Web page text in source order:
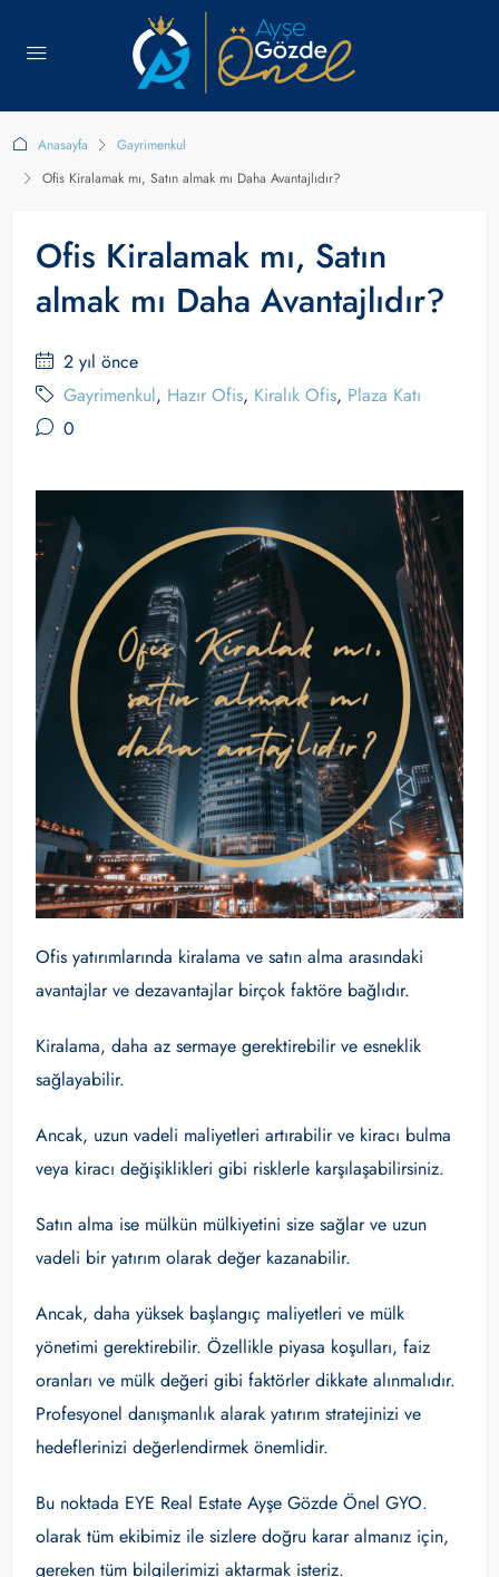
Anasayfa
Gayrimenkul
Ofis Kiralamak mı, Satın almak mı Daha Avantajlıdır?
Ofis Kiralamak mı, Satın
almak mı Daha Avantajlıdır?
2 yıl önce
Gayrimenkul, Hazır Ofis, Kiralık Ofis, Plaza Katı
0
Ofis yatırımlarında kiralama ve satın alma arasındaki
avantajlar ve dezavantajlar birçok faktöre bağlıdır.
Kiralama, daha az sermaye gerektirebilir ve esneklik
sağlayabilir.
Ancak, uzun vadeli maliyetleri artırabilir ve kiracı bulma
veya kiracı değişiklikleri gibi risklerle karşılaşabilirsiniz.
Satın alma ise mülkün mülkiyetini size sağlar ve uzun
vadeli bir yatırım olarak değer kazanabilir.
Ancak, daha yüksek başlangıç maliyetleri ve mülk
yönetimi gerektirebilir. Özellikle piyasa koşulları, faiz
oranları ve mülk değeri gibi faktörler dikkate alınmalıdır.
Profesyonel danışmanlık alarak yatırım stratejinizi ve
hedeflerinizi değerlendirmek önemlidir.
Bu noktada EYE Real Estate Ayşe Gözde Önel GYO.
olarak tüm ekibimiz ile sizlere doğru karar almanız için,
gereken tüm bilgilerimizi aktarmak isteriz.